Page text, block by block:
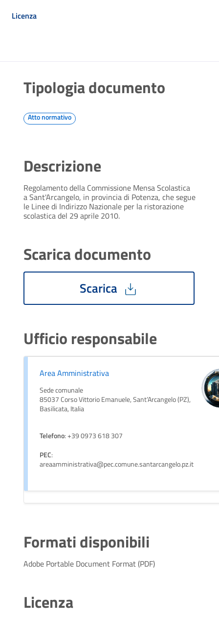
Licenza
Tipologia documento
Atto normativo
Descrizione
Regolamento della Commissione Mensa Scolastica
a Sant'Arcangelo, in provincia di Potenza, che segue
le Linee di Indirizzo Nazionale per la ristorazione
scolastica del 29 aprile 2010.
Scarica documento
Scarica
Ufficio responsabile
Area Amministrativa
Sede comunale
85037 Corso Vittorio Emanuele, Sant’Arcangelo (PZ),
Basilicata, Italia
Telefono: +39 0973 618 307
PEC:
areaamministrativa@pec.comune.santarcangelo.pz.it
Formati disponibili
Adobe Portable Document Format (PDF)
Licenza